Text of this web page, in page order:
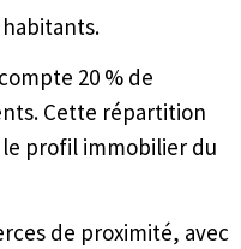
habitants.
20 % de
Cette répartition
profil immobilier du
de proximité, avec